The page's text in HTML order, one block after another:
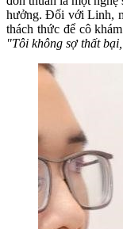
hưởng. Đối với Linh,
thách thức để cô
"Tôi không sợ thất